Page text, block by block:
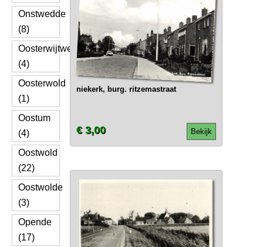
Onstwedde
(8)
Oosterwijtwerd
(4)
Oosterwold
(1)
Oostum
(4)
Oostwold
(22)
Oostwolde
(3)
Opende
(17)
niekerk, burg. ritzemastraat
Bekijk
€ 3,00